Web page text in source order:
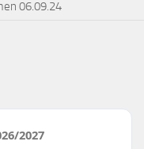
06.09.24
2027